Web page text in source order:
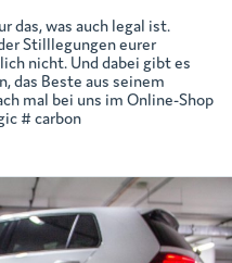
das, was auch legal ist.
Stilllegungen eurer
nicht. Und dabei gibt es
das Beste aus seinem
mal bei uns im Online-Shop
# carbon